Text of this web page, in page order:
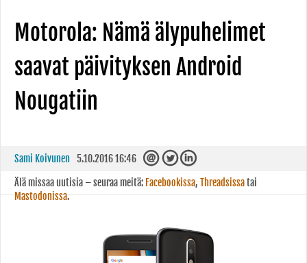
Motorola: Nämä älypuhelimet
saavat päivityksen Android
Nougatiin
Sami Koivunen 5.10.2016 16:46
Älä missaa uutisia – seuraa meitä: Facebookissa, Threadsissatai
Mastodonissa.